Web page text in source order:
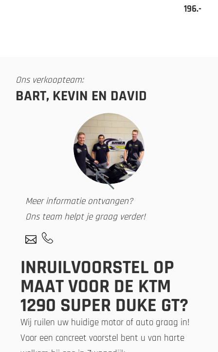
196.-
Ons verkoopteam:
BART, KEVIN EN DAVID
Meer informatie ontvangen?
Ons team helpt je graag verder!
INRUILVOORSTEL OP
MAAT VOOR DE KTM
1290 SUPER DUKE GT?
Wij ruilen uw huidige motor of auto graag in!
Voor een concreet voorstel bent u van harte